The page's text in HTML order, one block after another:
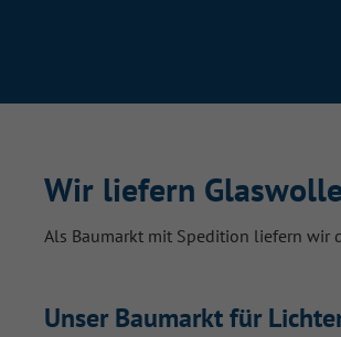
Wir liefern
Als Baumarkt mit Spedition liefern wir
Unser Baumarkt für